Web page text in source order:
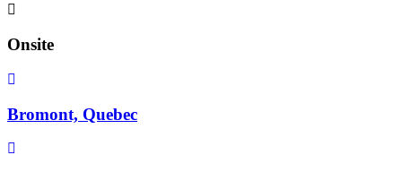
Onsite
Bromont, Quebec